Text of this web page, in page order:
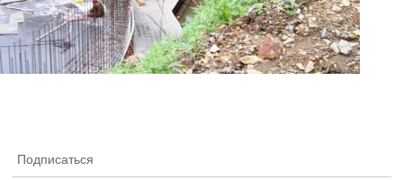
Подписаться